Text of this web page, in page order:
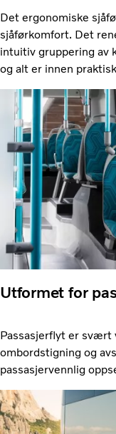
Det ergonomiske
sjåførkomfort. Det
intuitiv gruppering av
og alt er innen
Utformet for
Passasjerflyt er svært
ombordstigning og
passasjervennlig